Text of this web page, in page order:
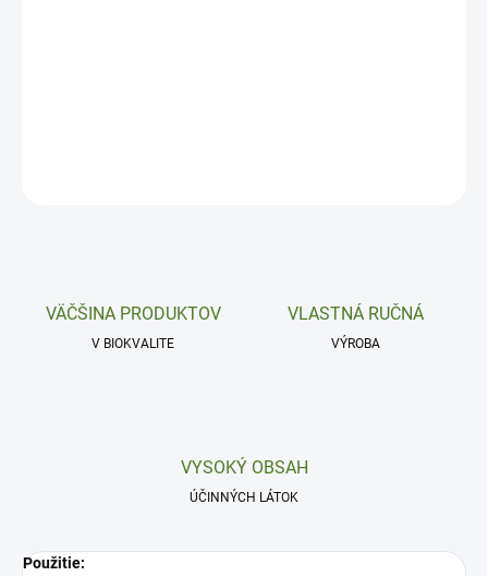
VÄČŠINA PRODUKTOV
V BIOKVALITE
VLASTNÁ RUČNÁ
VÝROBA
VYSOKÝ OBSAH
ÚČINNÝCH LÁTOK
Použitie: